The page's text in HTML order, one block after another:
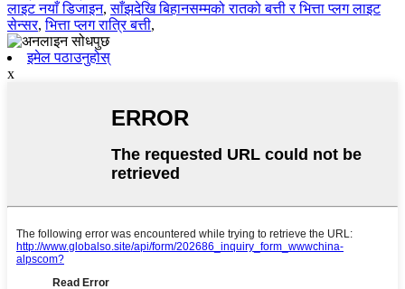
लाइट नयाँ डिजाइन,साँझदेखि बिहानसम्मको रातको बत्ती र भित्ता प्लग लाइट
सेन्सर,भित्ता प्लग रात्रि बत्ती,
इमेल पठाउनुहोस्
x